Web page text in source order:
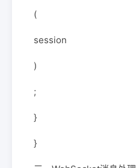
(
session
)
;
}
}